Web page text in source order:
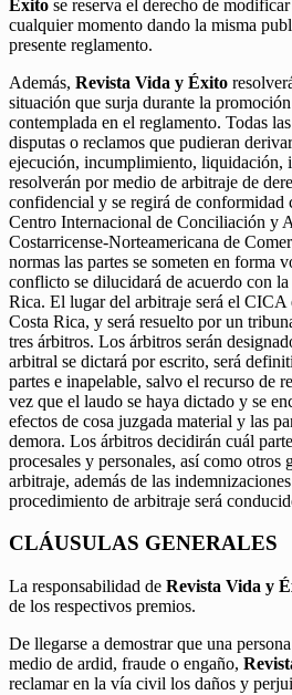
Éxito se reserva el derecho de
cualquier momento dando la misma
presente reglamento.
Además, Revista Vida y Éxito
situación que surja durante la
contemplada en el reglamento. Todas
disputas o reclamos que pudieran
ejecución, incumplimiento, liquidación,
resolverán por medio de arbitraje de
confidencial y se regirá de conformidad
Centro Internacional de Conciliación y
Costarricense-Norteamericana de
normas las partes se someten en forma
conflicto se dilucidará de acuerdo con
Rica. El lugar del arbitraje será el CICA
Costa Rica, y será resuelto por un
tres árbitros. Los árbitros serán
arbitral se dictará por escrito, será
partes e inapelable, salvo el recurso de
vez que el laudo se haya dictado y se
efectos de cosa juzgada material y las
demora. Los árbitros decidirán cuál
procesales y personales, así como otros
arbitraje, además de las
procedimiento de arbitraje será
CLÁUSULAS GENERALES
La responsabilidad de Revista Vida y
de los respectivos premios.
De llegarse a demostrar que una
medio de ardid, fraude o engaño,
reclamar en la vía civil los daños y